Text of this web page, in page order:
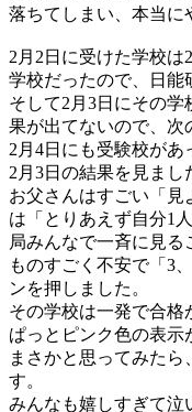
落ちてしまい、本当に
2月2日に受けた学校は
学校だったので、日能
そして2月3日にその
果が出てないので、次
2月4日にも受験校が
2月3日の結果を見まし
お父さんはすごい「見
は「とりあえず自分1
局みんなで一斉に見る
ものすごく不安で「3
ンを押しました。
その学校は一発で合格
ぱっとピンク色の表示
まさかと思ってみた
す。
みんなも嬉しすぎて泣